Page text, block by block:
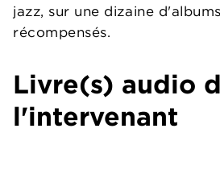
jazz, sur une dizaine
récompensés.
Livre(s) audio
l'intervenant